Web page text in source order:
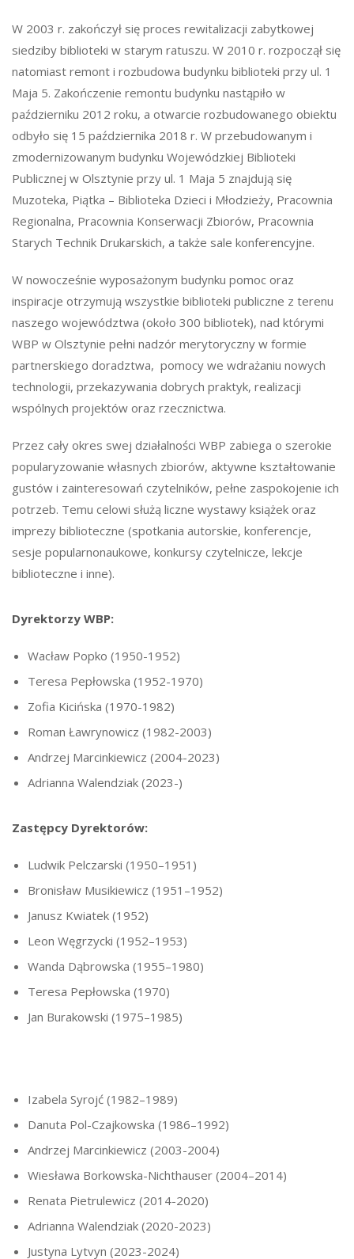
W 2003 r. zakończył się proces rewitalizacji zabytkowej
siedziby biblioteki w starym ratuszu. W 2010 r. rozpoczął się
natomiast remont i rozbudowa budynku biblioteki przy ul. 1
Maja 5. Zakończenie remontu budynku nastąpiło w
październiku 2012 roku, a otwarcie rozbudowanego obiektu
odbyło się 15 października 2018 r. W przebudowanym i
zmodernizowanym budynku Wojewódzkiej Biblioteki
Publicznej w Olsztynie przy ul. 1 Maja 5 znajdują się
Muzoteka, Piątka – Biblioteka Dzieci i Młodzieży, Pracownia
Regionalna, Pracownia Konserwacji Zbiorów, Pracownia
Starych Technik Drukarskich, a także sale konferencyjne.
W nowocześnie wyposażonym budynku pomoc oraz
inspiracje otrzymują wszystkie biblioteki publiczne z terenu
naszego województwa (około 300 bibliotek), nad którymi
WBP w Olsztynie pełni nadzór merytoryczny w formie
partnerskiego doradztwa, pomocy we wdrażaniu nowych
technologii, przekazywania dobrych praktyk, realizacji
wspólnych projektów oraz rzecznictwa.
Przez cały okres swej działalności WBP zabiega o szerokie
popularyzowanie własnych zbiorów, aktywne kształtowanie
gustów i zainteresowań czytelników, pełne zaspokojenie ich
potrzeb. Temu celowi służą liczne wystawy książek oraz
imprezy biblioteczne (spotkania autorskie, konferencje,
sesje popularnonaukowe, konkursy czytelnicze, lekcje
biblioteczne i inne).
Dyrektorzy WBP:
Wacław Popko (1950-1952)
Teresa Pepłowska (1952-1970)
Zofia Kicińska (1970-1982)
Roman Ławrynowicz (1982-2003)
Andrzej Marcinkiewicz (2004-2023)
Adrianna Walendziak (2023-)
Zastępcy Dyrektorów:
Ludwik Pelczarski (1950–1951)
Bronisław Musikiewicz (1951–1952)
Janusz Kwiatek (1952)
Leon Węgrzycki (1952–1953)
Wanda Dąbrowska (1955–1980)
Teresa Pepłowska (1970)
Jan Burakowski (1975–1985)
Izabela Syrojć (1982–1989)
Danuta Pol-Czajkowska (1986–1992)
Andrzej Marcinkiewicz (2003-2004)
Wiesława Borkowska-Nichthauser (2004–2014)
Renata Pietrulewicz (2014-2020)
Adrianna Walendziak (2020-2023)
Justyna Lytvyn (2023-2024)